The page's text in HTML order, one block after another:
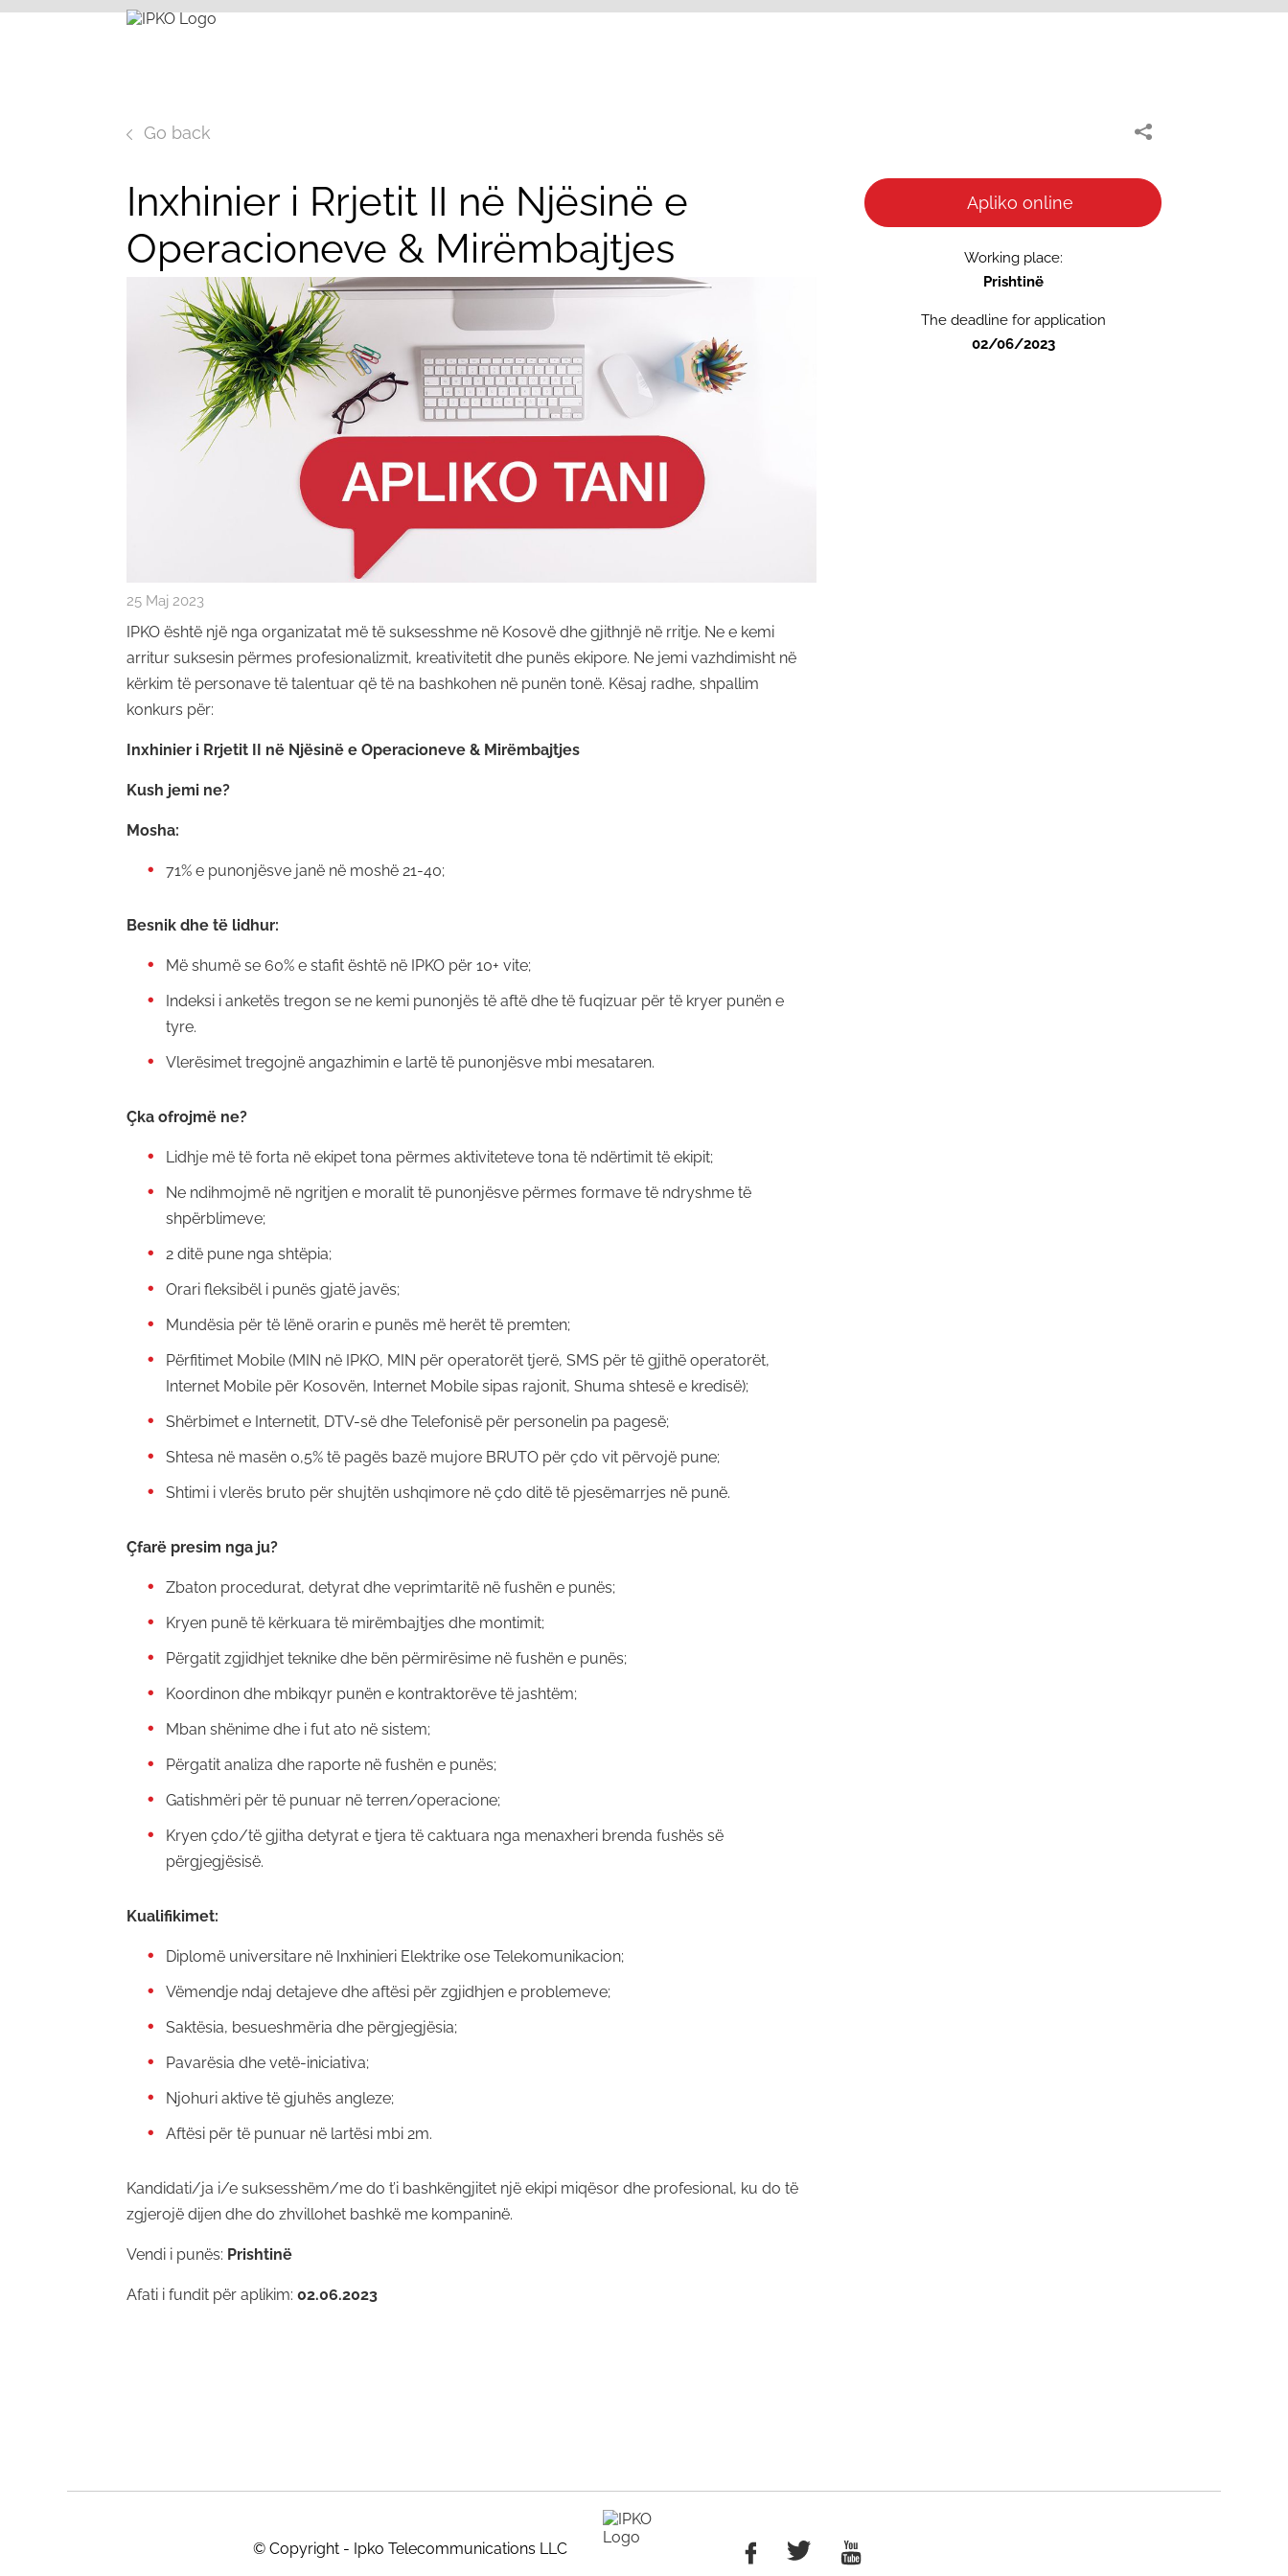
Go back
Inxhinier i Rrjetit II në Njësinë e
Operacioneve & Mirëmbajtjes
25 Maj 2023
IPKO është një nga organizatat më të suksesshme në Kosovë dhe gjithnjë në rritje. Ne e kemi
arritur suksesin përmes profesionalizmit, kreativitetit dhe punës ekipore. Ne jemi vazhdimisht në
kërkim të personave të talentuar që të na bashkohen në punën tonë. Kësaj radhe, shpallim
konkurs për:
Inxhinier i Rrjetit II në Njësinë e Operacioneve & Mirëmbajtjes
Kush jemi ne?
Mosha:
71% e punonjësve janë në moshë 21-40;
Besnik dhe të lidhur:
Më shumë se 60% e stafit është në IPKO për 10+ vite;
Indeksi i anketës tregon se ne kemi punonjës të aftë dhe të fuqizuar për të kryer punën e
tyre.
Vlerësimet tregojnë angazhimin e lartë të punonjësve mbi mesataren.
Çka ofrojmë ne?
Lidhje më të forta në ekipet tona përmes aktiviteteve tona të ndërtimit të ekipit;
Ne ndihmojmë në ngritjen e moralit të punonjësve përmes formave të ndryshme të
shpërblimeve;
2 ditë pune nga shtëpia;
Orari fleksibël i punës gjatë javës;
Mundësia për të lënë orarin e punës më herët të premten;
Përfitimet Mobile (MIN në IPKO, MIN për operatorët tjerë, SMS për të gjithë operatorët,
Internet Mobile për Kosovën, Internet Mobile sipas rajonit, Shuma shtesë e kredisë);
Shërbimet e Internetit, DTV-së dhe Telefonisë për personelin pa pagesë;
Shtesa në masën 0,5% të pagës bazë mujore BRUTO për çdo vit përvojë pune;
Shtimi i vlerës bruto për shujtën ushqimore në çdo ditë të pjesëmarrjes në punë.
Çfarë presim nga ju?
Zbaton procedurat, detyrat dhe veprimtaritë në fushën e punës;
Kryen punë të kërkuara të mirëmbajtjes dhe montimit;
Përgatit zgjidhjet teknike dhe bën përmirësime në fushën e punës;
Koordinon dhe mbikqyr punën e kontraktorëve të jashtëm;
Mban shënime dhe i fut ato në sistem;
Përgatit analiza dhe raporte në fushën e punës;
Gatishmëri për të punuar në terren/operacione;
Kryen çdo/të gjitha detyrat e tjera të caktuara nga menaxheri brenda fushës së
përgjegjësisë.
Kualifikimet:
Diplomë universitare në Inxhinieri Elektrike ose Telekomunikacion;
Vëmendje ndaj detajeve dhe aftësi për zgjidhjen e problemeve;
Saktësia, besueshmëria dhe përgjegjësia;
Pavarësia dhe vetë-iniciativa;
Njohuri aktive të gjuhës angleze;
Aftësi për të punuar në lartësi mbi 2m.
Kandidati/ja i/e suksesshëm/me do t’i bashkëngjitet një ekipi miqësor dhe profesional, ku do të
zgjerojë dijen dhe do zhvillohet bashkë me kompaninë.
Vendi i punës: Prishtinë
Afati i fundit për aplikim: 02.06.2023
Apliko online
Working place:
Prishtinë
The deadline for application
02/06/2023
© Copyright - Ipko Telecommunications LLC